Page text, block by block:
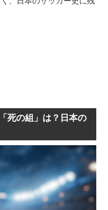
死の組」は？日本の